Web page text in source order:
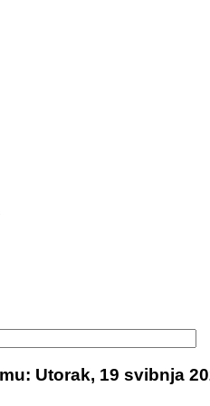
Utorak, 19 svibnja